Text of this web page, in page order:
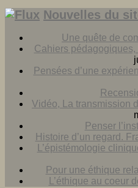
Nouvelles du
Une quête de
Cahiers
Pensées d’une
Vidéo, La transmission
Penser
Histoire d’un regard.
L’épistémologie
Pour une éthique
L’éthique au coeur